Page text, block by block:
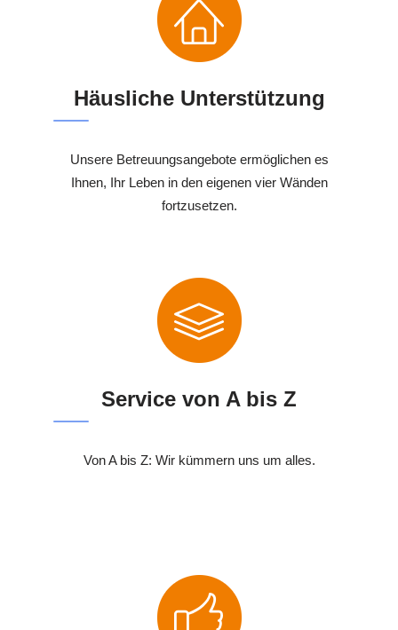
Häusliche Unterstützung
Unsere Betreuungsangebote ermöglichen es
Ihnen, Ihr Leben in den eigenen vier Wänden
fortzusetzen.
Service von A bis Z
Von A bis Z: Wir kümmern uns um alles.